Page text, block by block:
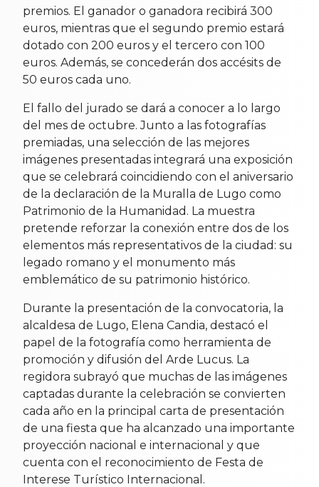
premios. El ganador o ganadora recibirá 300
euros, mientras que el segundo premio estará
dotado con 200 euros y el tercero con 100
euros. Además, se concederán dos accésits de
50 euros cada uno.
El fallo del jurado se dará a conocer a lo largo
del mes de octubre. Junto a las fotografías
premiadas, una selección de las mejores
imágenes presentadas integrará una exposición
que se celebrará coincidiendo con el aniversario
de la declaración de la Muralla de Lugo como
Patrimonio de la Humanidad. La muestra
pretende reforzar la conexión entre dos de los
elementos más representativos de la ciudad: su
legado romano y el monumento más
emblemático de su patrimonio histórico.
Durante la presentación de la convocatoria, la
alcaldesa de Lugo, Elena Candia, destacó el
papel de la fotografía como herramienta de
promoción y difusión del Arde Lucus. La
regidora subrayó que muchas de las imágenes
captadas durante la celebración se convierten
cada año en la principal carta de presentación
de una fiesta que ha alcanzado una importante
proyección nacional e internacional y que
cuenta con el reconocimiento de Festa de
Interese Turístico Internacional.